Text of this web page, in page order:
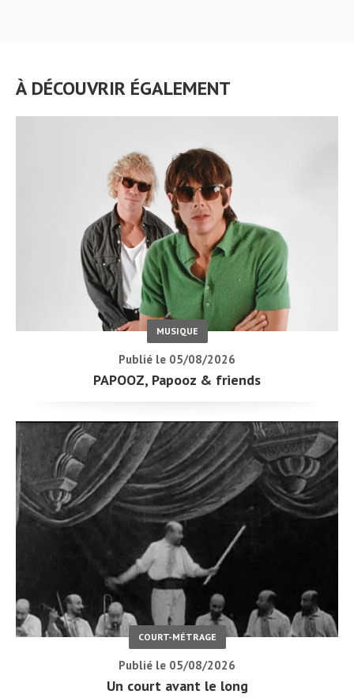
À DÉCOUVRIR ÉGALEMENT
MUSIQUE
Publié le 05/08/2026
PAPOOZ, Papooz & friends
COURT-MÉTRAGE
Publié le 05/08/2026
Un court avant le long